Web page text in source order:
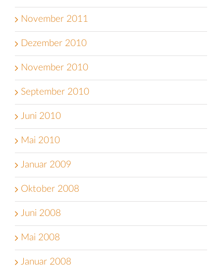
November 2011
Dezember 2010
November 2010
September 2010
Juni 2010
Mai 2010
Januar 2009
Oktober 2008
Juni 2008
Mai 2008
Januar 2008